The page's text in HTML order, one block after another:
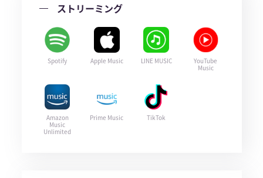
ストリーミング
Spotify Apple Music LINE MUSIC
YouTube
Music
Amazon
Music
Unlimited
Prime Music TikTok